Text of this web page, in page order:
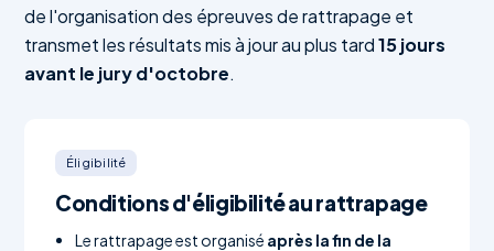
de l'organisation des épreuves de rattrapage et
transmet les résultats mis à jour au plus tard15 jours
avant le jury d'octobre.
Éligibilité
Conditions d'éligibilité au rattrapage
Le rattrapage est organisé après la fin de la